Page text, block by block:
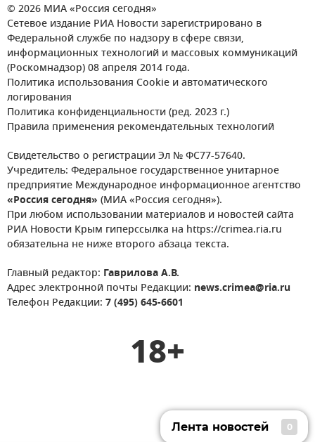
© 2026 МИА «Россия сегодня»
Сетевое издание РИА Новости зарегистрировано в
Федеральной службе по надзору в сфере связи,
информационных технологий и массовых коммуникаций
(Роскомнадзор) 08 апреля 2014 года.
Политика использования Cookie и автоматического
логирования
Политика конфиденциальности (ред. 2023 г.)
Правила применения рекомендательных технологий
Свидетельство о регистрации Эл № ФС77-57640.
Учредитель: Федеральное государственное унитарное
предприятие Международное информационное агентство
«Россия сегодня» (МИА «Россия сегодня»).
При любом использовании материалов и новостей сайта
РИА Новости Крым гиперссылка на https://crimea.ria.ru
обязательна не ниже второго абзаца текста.
Главный редактор: Гаврилова А.В.
Адрес электронной почты Редакции: news.crimea@ria.ru
Телефон Редакции: 7 (495) 645-6601
18+
Лента новостей 0